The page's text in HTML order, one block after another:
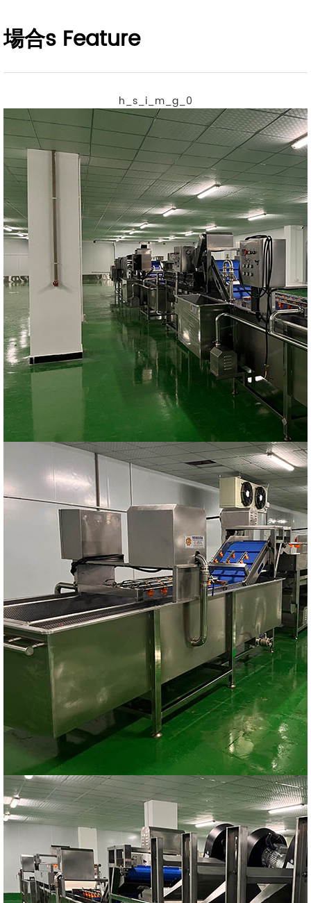
場合s Feature
h_s_i_m_g_0